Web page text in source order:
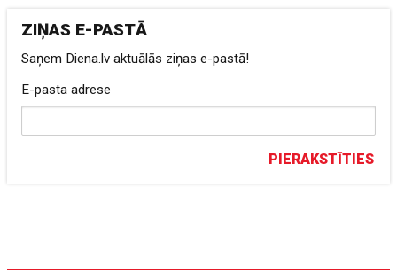
ZIŅAS E-PASTĀ
Saņem Diena.lv aktuālās ziņas e-pastā!
E-pasta adrese
PIERAKSTĪTIES